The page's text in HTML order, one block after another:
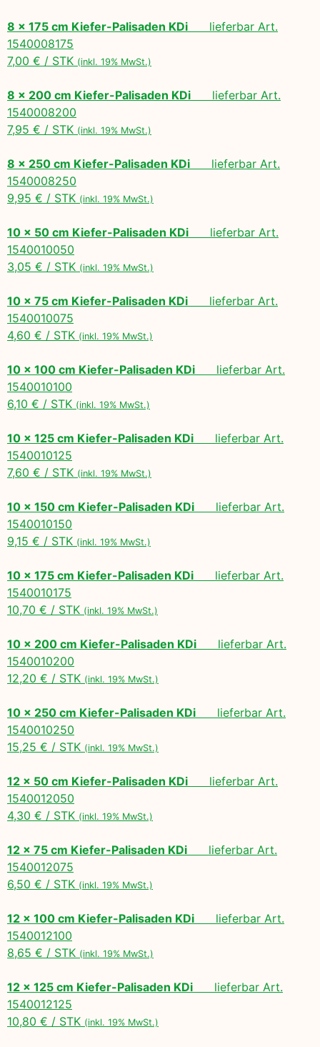
8 x 175 cm Kiefer-Palisaden KDi lieferbar Art.
1540008175
7,00 € / STK (inkl. 19% MwSt.)
8 x 200 cm Kiefer-Palisaden KDi lieferbar Art.
1540008200
7,95 € / STK (inkl. 19% MwSt.)
8 x 250 cm Kiefer-Palisaden KDi lieferbar Art.
1540008250
9,95 € / STK (inkl. 19% MwSt.)
10 x 50 cm Kiefer-Palisaden KDi lieferbar Art.
1540010050
3,05 € / STK (inkl. 19% MwSt.)
10 x 75 cm Kiefer-Palisaden KDi lieferbar Art.
1540010075
4,60 € / STK (inkl. 19% MwSt.)
10 x 100 cm Kiefer-Palisaden KDi lieferbar Art.
1540010100
6,10 € / STK (inkl. 19% MwSt.)
10 x 125 cm Kiefer-Palisaden KDi lieferbar Art.
1540010125
7,60 € / STK (inkl. 19% MwSt.)
10 x 150 cm Kiefer-Palisaden KDi lieferbar Art.
1540010150
9,15 € / STK (inkl. 19% MwSt.)
10 x 175 cm Kiefer-Palisaden KDi lieferbar Art.
1540010175
10,70 € / STK (inkl. 19% MwSt.)
10 x 200 cm Kiefer-Palisaden KDi lieferbar Art.
1540010200
12,20 € / STK (inkl. 19% MwSt.)
10 x 250 cm Kiefer-Palisaden KDi lieferbar Art.
1540010250
15,25 € / STK (inkl. 19% MwSt.)
12 x 50 cm Kiefer-Palisaden KDi lieferbar Art.
1540012050
4,30 € / STK (inkl. 19% MwSt.)
12 x 75 cm Kiefer-Palisaden KDi lieferbar Art.
1540012075
6,50 € / STK (inkl. 19% MwSt.)
12 x 100 cm Kiefer-Palisaden KDi lieferbar Art.
1540012100
8,65 € / STK (inkl. 19% MwSt.)
12 x 125 cm Kiefer-Palisaden KDi lieferbar Art.
1540012125
10,80 € / STK (inkl. 19% MwSt.)